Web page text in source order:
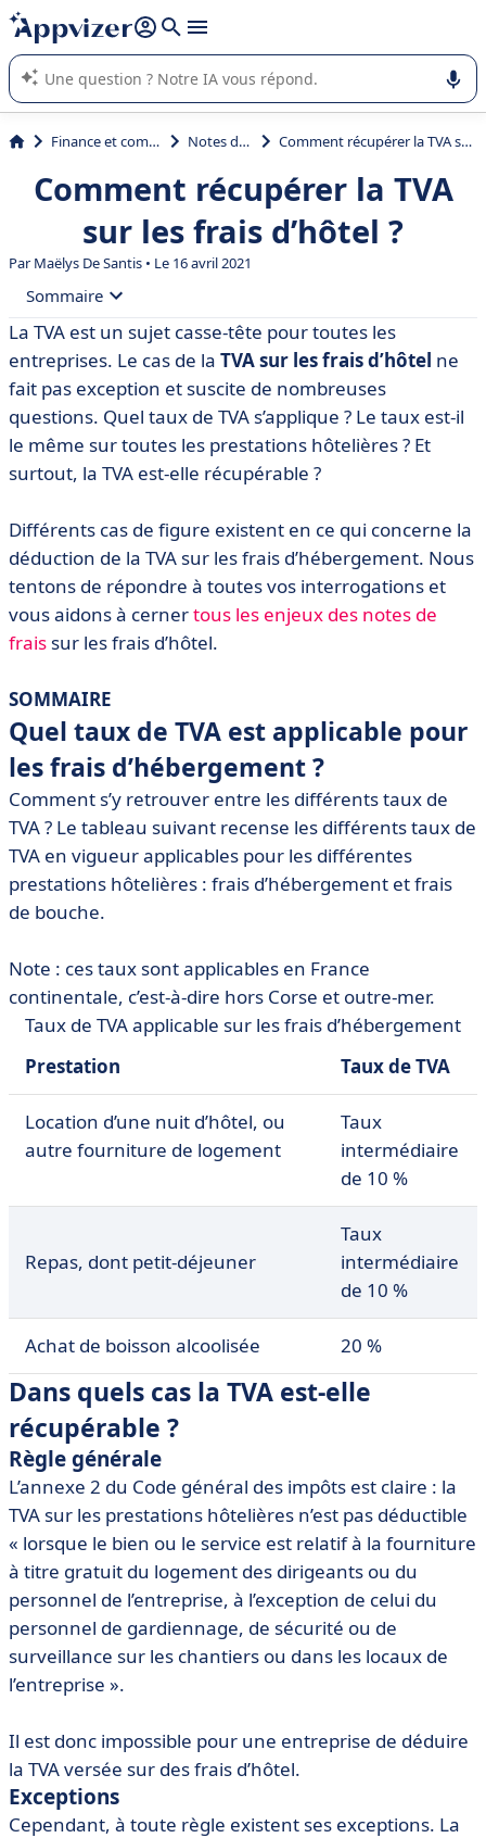
répondre (plusieurs lignes avec
L'IA de Appvizer vous guide dans l'utilisation ou la sélection de
logiciel SaaS en entreprise.
Finance et comptabilité Notes de frais Comment récupérer la TVA sur les frais d’hôtel ?
Comment récupérer la TVA
sur les frais d’hôtel ?
ParMaëlys De Santis • Le 16 avril 2021
Sommaire
• Quel taux de TVA est applicable pour les frais
d’hébergement ?
• Dans quels cas la TVA est-elle récupérable ?
• Cas particuliers
• Les outils pour gérer automatiquement la TVA
La TVA est un sujet casse-tête pour toutes les
entreprises. Le cas de la TVA sur les frais d’hôtel ne
fait pas exception et suscite de nombreuses
questions. Quel taux de TVA s’applique ? Le taux est-il
le même sur toutes les prestations hôtelières ? Et
surtout, la TVA est-elle récupérable ?
Différents cas de figure existent en ce qui concerne la
déduction de la TVA sur les frais d’hébergement. Nous
tentons de répondre à toutes vos interrogations et
vous aidons à cernertous les enjeux des notes de
frais sur les frais d’hôtel.
SOMMAIRE
Quel taux de TVA est applicable pour
les frais d’hébergement ?
Comment s’y retrouver entre les différents taux de
TVA ? Le tableau suivant recense les différents taux de
TVA en vigueur applicables pour les différentes
prestations hôtelières : frais d’hébergement et frais
de bouche.
Note : ces taux sont applicables en France
continentale, c’est-à-dire hors Corse et outre-mer.
Taux de TVA applicable sur les frais d’hébergement
Prestation
Taux de TVA
Location d’une nuit d’hôtel, ou
autre fourniture de logement
Taux
intermédiaire
de 10 %
Repas, dont petit-déjeuner
Taux
intermédiaire
de 10 %
Achat de boisson alcoolisée 20 %
Dans quels cas la TVA est-elle
récupérable ?
Règle générale
L’annexe 2 du Code général des impôts est claire : la
TVA sur les prestations hôtelières n’est pas déductible
« lorsque le bien ou le service est relatif à la fourniture
à titre gratuit du logement des dirigeants ou du
personnel de l’entreprise, à l’exception de celui du
personnel de gardiennage, de sécurité ou de
surveillance sur les chantiers ou dans les locaux de
l’entreprise ».
Il est donc impossible pour une entreprise de déduire
la TVA versée sur des frais d’hôtel.
Exceptions
Cependant, à toute règle existent ses exceptions. La